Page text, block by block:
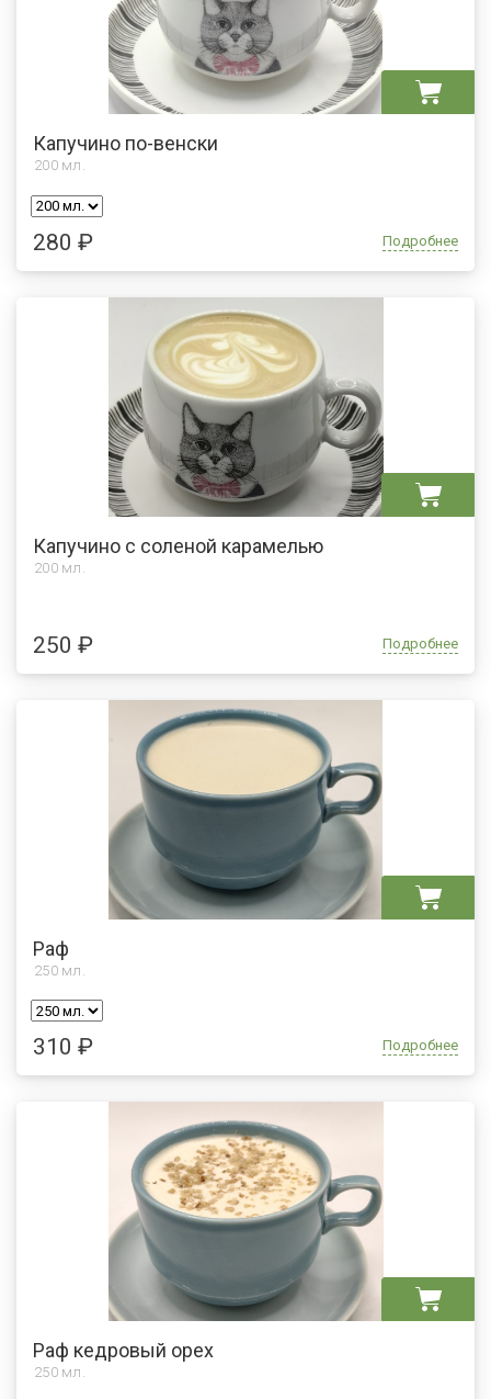
Капучино по-венски
200 мл.
280 ₽ Подробнее
Капучино с соленой карамелью
200 мл.
250 ₽ Подробнее
Раф
250 мл.
310 ₽ Подробнее
Раф кедровый орех
250 мл.